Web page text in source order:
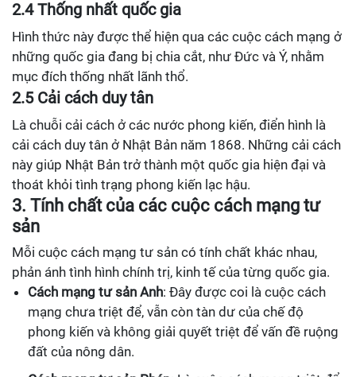
2.4 Thống nhất quốc gia
Hình thức này được thể hiện qua các cuộc cách mạng ở
những quốc gia đang bị chia cắt, như Đức và Ý, nhằm
mục đích thống nhất lãnh thổ.
2.5 Cải cách duy tân
Là chuỗi cải cách ở các nước phong kiến, điển hình là
cải cách duy tân ở Nhật Bản năm 1868. Những cải cách
này giúp Nhật Bản trở thành một quốc gia hiện đại và
thoát khỏi tình trạng phong kiến lạc hậu.
3. Tính chất của các cuộc cách mạng tư
sản
Mỗi cuộc cách mạng tư sản có tính chất khác nhau,
phản ánh tình hình chính trị, kinh tế của từng quốc gia.
Cách mạng tư sản Anh: Đây được coi là cuộc cách
mạng chưa triệt để, vẫn còn tàn dư của chế độ
phong kiến và không giải quyết triệt để vấn đề ruộng
đất của nông dân.